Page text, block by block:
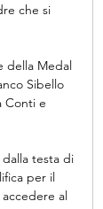
che si
della Medal
Sibello
Conti e
testa di
per il
al